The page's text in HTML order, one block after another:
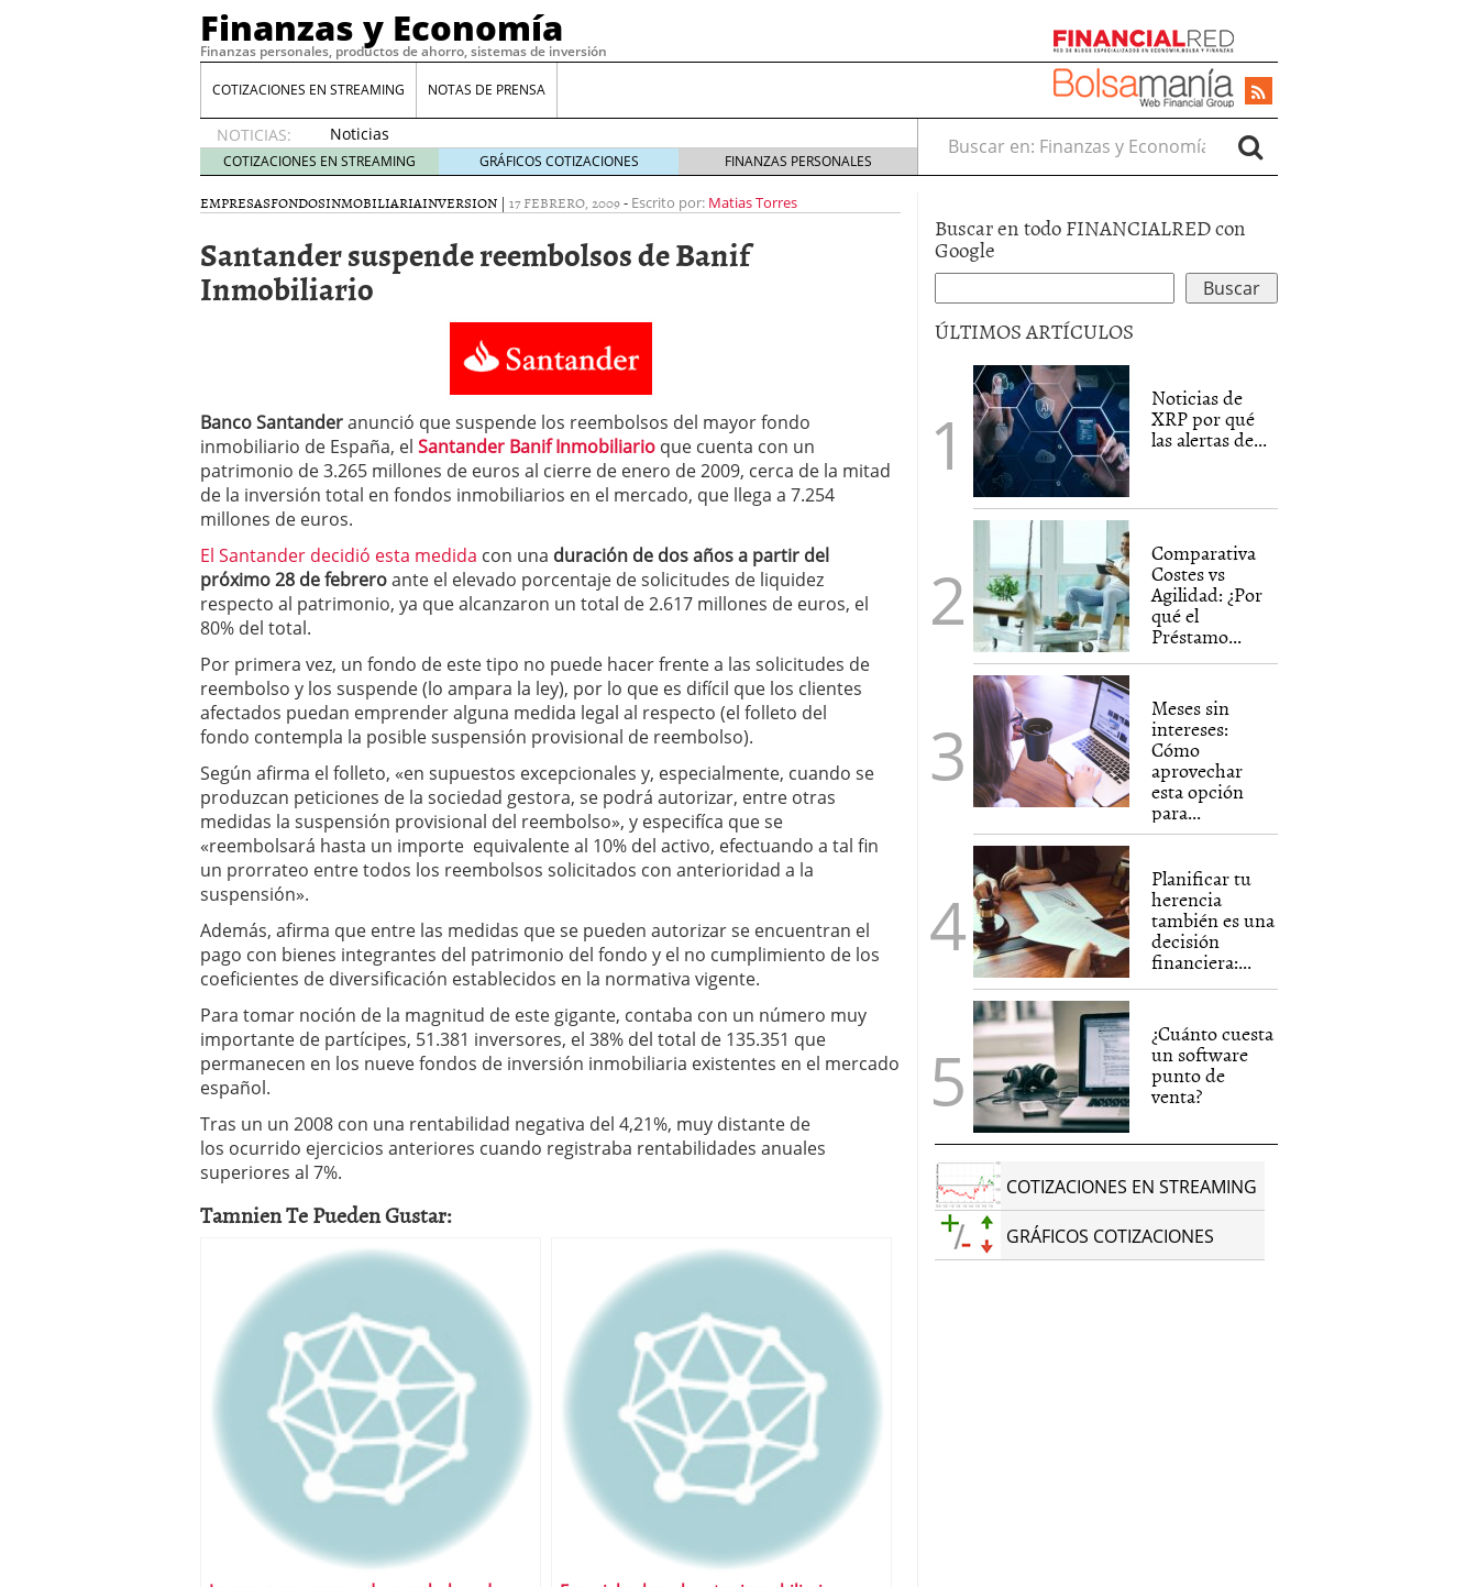
Finanzas y Economía
Finanzas personales, productos de ahorro, sistemas de inversión
COTIZACIONES EN STREAMING NOTAS DE PRENSA
NOTICIAS:
Noticias
de XRP
por qué
las
whales
suelen
Comparativa Costes vs Agilidad: ¿Por qué el Préstamo Promotor privado
acelera la rentabilidad? 12 de diciembre de 2025
Meses sin intereses: Cómo aprovechar esta opción para gestionar tus
compras 24 de noviembre de 2025
Planificar tu herencia también es una decisión financiera: cómo anticiparte
a los costes 21 de noviembre de 2025
¿Cuánto cuesta un software punto de venta?
COTIZACIONES EN STREAMING GRÁFICOS COTIZACIONES FINANZAS PERSONALES
Buscar en:
EMPRESASFONDOSINMOBILIARIAINVERSION | 17 FEBRERO, 2009- Escrito por: Matias Torres
Santander suspende reembolsos de Banif
Inmobiliario
Banco Santanderanunció que suspende los reembolsos del mayor fondo
inmobiliario de España, el Santander Banif Inmobiliario que cuenta con un
patrimonio de 3.265 millones de euros al cierre de enero de 2009, cerca de la mitad
de la inversión total en fondos inmobiliarios en el mercado, que llega a 7.254
millones de euros.
El Santander decidió esta medida con una duración de dos años a partir del
próximo 28 de febreroante el elevado porcentaje de solicitudes de liquidez
respecto al patrimonio, ya que alcanzaron un total de 2.617 millones de euros, el
80% del total.
Por primera vez, un fondo de este tipo no puede hacer frente a las solicitudes de
reembolso y los suspende (lo ampara la ley), por lo que es difícil que los clientes
afectados puedan emprender alguna medida legal al respecto (el folleto del
fondo contempla la posible suspensión provisional de reembolso).
Según afirma el folleto, «en supuestos excepcionales y, especialmente, cuando se
produzcan peticiones de la sociedad gestora, se podrá autorizar, entre otras
medidas la suspensión provisional del reembolso», y especifíca que se
«reembolsará hasta un importe equivalente al 10% del activo, efectuando a tal fin
un prorrateo entre todos los reembolsos solicitados con anterioridad a la
suspensión».
Además, afirma que entre las medidas que se pueden autorizar se encuentran el
pago con bienes integrantes del patrimonio del fondo y el no cumplimiento de los
coeficientes de diversificación establecidos en la normativa vigente.
Para tomar noción de la magnitud de este gigante, contaba con un número muy
importante de partícipes, 51.381 inversores, el 38% del total de 135.351 que
permanecen en los nueve fondos de inversión inmobiliaria existentes en el mercado
español.
Tras un un 2008 con una rentabilidad negativa del 4,21%, muy distante de
los ocurrido ejercicios anteriores cuando registraba rentabilidades anuales
superiores al 7%.
Tamnien Te Pueden Gustar:
Buscar en todo FINANCIALRED con
Google
ÚLTIMOS ARTÍCULOS
Noticias de
XRP por qué
las alertas de...
Comparativa
Costes vs
Agilidad: ¿Por
qué el
Préstamo...
Meses sin
intereses:
Cómo
aprovechar
esta opción
para...
Planificar tu
herencia
también es una
decisión
financiera:...
¿Cuánto cuesta
un software
punto de
venta?
COTIZACIONES EN STREAMING
GRÁFICOS COTIZACIONES